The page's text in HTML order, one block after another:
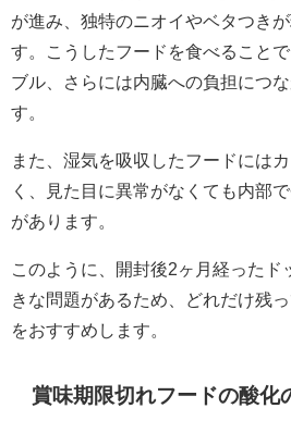
が進み、独特のニオイやベタつき
す。こうしたフードを食べること
ブル、さらには内臓への負担につ
す。
また、湿気を吸収したフードには
く、見た目に異常がなくても内部
があります。
このように、開封後2ヶ月経ったド
きな問題があるため、どれだけ残
をおすすめします。
賞味期限切れフードの酸化